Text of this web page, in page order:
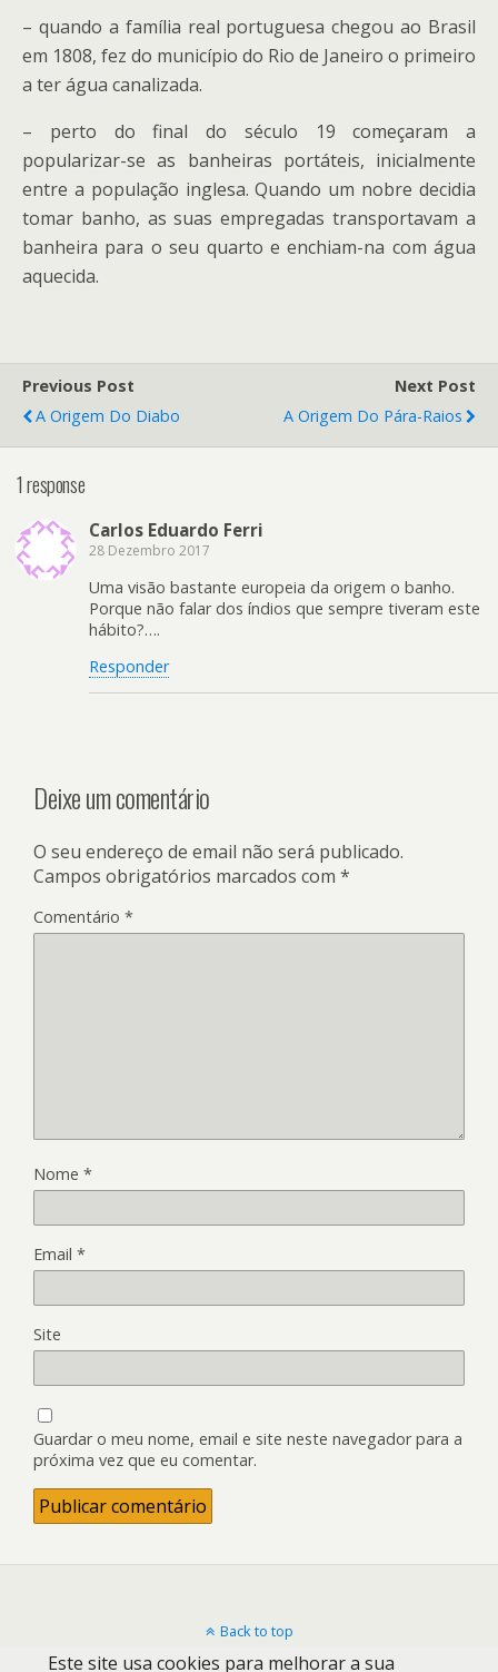
– quando a família real portuguesa chegou ao Brasil
em 1808, fez do município do Rio de Janeiro o primeiro
a ter água canalizada.
– perto do final do século 19 começaram a
popularizar-se as banheiras portáteis, inicialmente
entre a população inglesa. Quando um nobre decidia
tomar banho, as suas empregadas transportavam a
banheira para o seu quarto e enchiam-na com água
aquecida.
Previous Post
A Origem Do Diabo
Next Post
A Origem Do Pára-Raios
1 response
Carlos Eduardo Ferri
28 Dezembro 2017
Uma visão bastante europeia da origem o banho.
Porque não falar dos índios que sempre tiveram este
hábito?….
Responder
Deixe um comentário
O seu endereço de email não será publicado.
Campos obrigatórios marcados com *
Comentário *
Nome *
Email *
Site
Guardar o meu nome, email e site neste navegador para a
próxima vez que eu comentar.
Back to top
Este site usa cookies para melhorar a sua